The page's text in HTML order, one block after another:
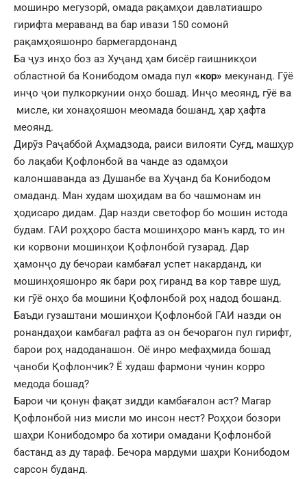
мошинро мегузорӣ, омада рақамҳои давлатиашро
гирифта мераванд ва бар ивази 150 сомонӣ
рақамҳояшонро бармегардонанд
Ба ҷуз инҳо боз аз Хуҷанд ҳам бисёр гаишникҳои
областной ба Конибодом омада пул «кор» мекунанд. Гӯё
инҷо ҷои пулкоркунии онҳо бошад. Инҷо меоянд, гӯё ва
мисле, ки хонаҳояшон меомада бошанд, ҳар ҳафта
меоянд.
Дирӯз Раҷаббой Аҳмадзода, раиси вилояти Суғд, машҳур
бо лақаби Қофлонбой ва чанде аз одамҳои
калоншаванда аз Душанбе ва Хуҷанд ба Конибодом
омаданд. Ман худам шоҳидам ва бо чашмонам ин
ҳодисаро дидам. Дар назди светофор бо мошин истода
будам. ГАИ роҳҳоро баста мошинҳоро манъ кард, то ин
ки корвони мошинҳои Қофлонбой гузарад. Дар
ҳамонҷо ду бечораи камбағал успет накарданд, ки
мошинҳояшонро як бари роҳ гиранд ва кор тавре шуд,
ки гӯё онҳо ба мошини Қофлонбой роҳ надод бошанд.
Баъди гузаштани мошинҳои Қофлонбой ГАИ назди он
ронандаҳои камбағал рафта аз он бечорагон пул гирифт,
барои роҳ надоданашон. Оё инро мефаҳмида бошад
ҷаноби Қофлончик? Ё худаш фармони чунин корро
медода бошад?
Барои чи қонун фақат зидди камбағалон аст? Магар
Қофлонбой низ мисли мо инсон нест? Роҳҳои бозори
шаҳри Конибодомро ба хотири омадани Қофлонбой
бастанд аз ду тараф. Бечора мардуми шаҳри Конибодом
сарсон буданд.